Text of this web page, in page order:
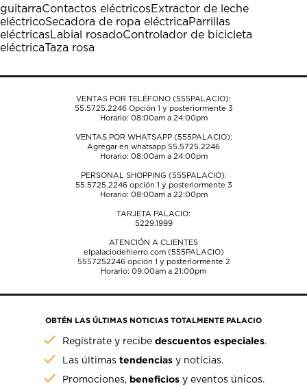
guitarraContactos eléctricosExtractor de leche
eléctricoSecadora de ropa eléctricaParrillas
eléctricasLabial rosadoControlador de bicicleta
eléctricaTaza rosa
VENTAS POR TELÉFONO (555PALACIO):
55.5725.2246Opción 1 y posteriormente 3
Horario: 08:00am a 24:00pm
VENTAS POR WHATSAPP (555PALACIO):
Agregar en whatsapp 55.5725.2246
Horario: 08:00am a 24:00pm
PERSONAL SHOPPING (555PALACIO):
55.5725.2246opción 1 y posteriormente 3
Horario: 08:00am a 22:00pm
TARJETA PALACIO:
5229.1999
ATENCIÓN A CLIENTES
elpalaciodehierro.com (555PALACIO)
5557252246opción 1 y posteriormente 2
Horario: 09:00am a 21:00pm
OBTÉN LAS ÚLTIMAS NOTICIAS TOTALMENTE PALACIO
Regístrate y recibedescuentos especiales.
Las últimastendencias y noticias.
Promociones, beneficios y eventos únicos.